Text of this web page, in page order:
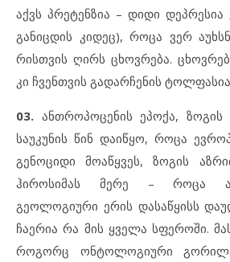
აქვს პრეტენზია – დიდი
განიცდის კიდეც), როცა ვერ
რისთვის ღირს ცხოვრება.
კი ჩვენთვის გადარჩენის
03. ანთროპოცენის ეპოქა, ზოგის
საუკუნის წინ დაიწყო, როცა
გენოციდი მოაწყვეს, ზოგის
ჰიროსიმას მერე – როცა
გეოლოგიური ერის დასაწყისს
ჩაერია რა მის ყველა სფეროში.
როგორც ონტოლოგიური